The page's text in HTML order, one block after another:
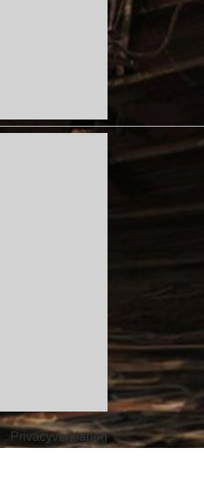
- Privacyverklaring